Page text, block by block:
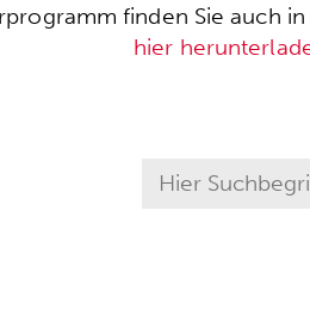
finden Sie auch
hier